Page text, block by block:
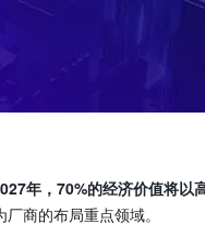
年，70%的经济价值将以
商的布局重点领域。